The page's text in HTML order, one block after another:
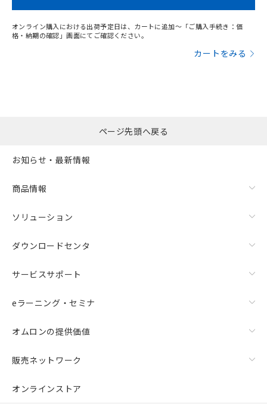
オンライン購入における出荷予定日は、カートに追加～「ご購入手続き：価
格・納期の確認」画面にてご確認ください。
カートをみる
ページ先頭へ戻る
お知らせ・最新情報
商品情報
ソリューション
ダウンロードセンタ
サービスサポート
eラーニング・セミナ
オムロンの提供価値
販売ネットワーク
オンラインストア